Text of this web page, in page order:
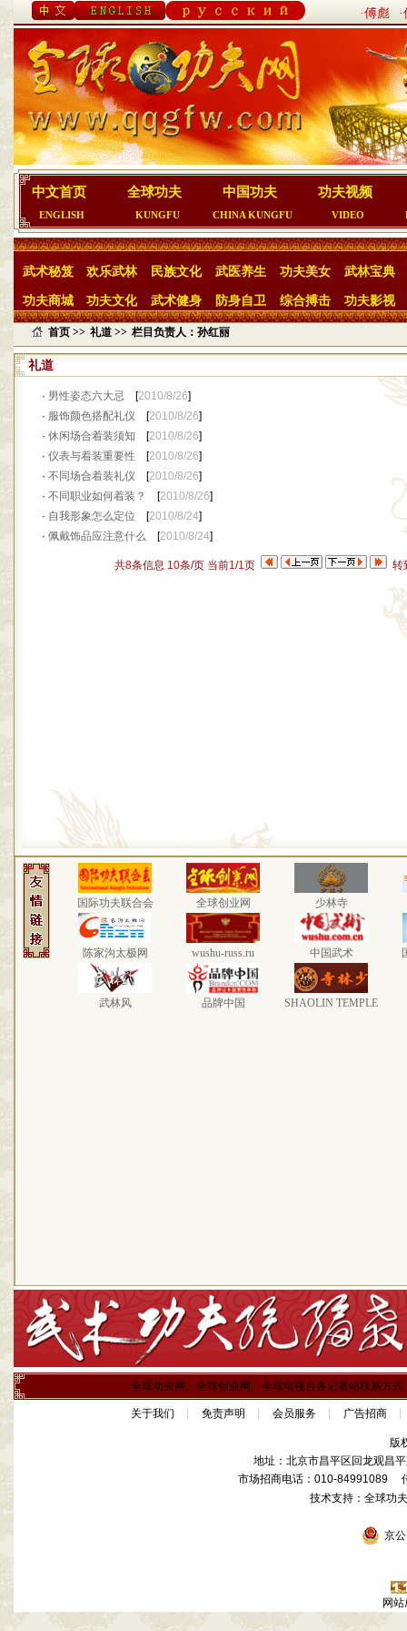
·傅彪
中文首页
ENGLISH
全球功夫
KUNGFU
中国功夫
CHINA KUNGFU
功夫视频
VIDEO
武术秘笈 欢乐武林 民族文化 武医养生 功夫美女 武林宝典
功夫商城 功夫文化 武术健身 防身自卫 综合搏击 功夫影视
首页 >> 礼道 >> 栏目负责人：孙红丽
礼道
· 男性姿态六大忌 [2010/8/26]
· 服饰颜色搭配礼仪 [2010/8/26]
· 休闲场合着装须知 [2010/8/26]
· 仪表与着装重要性 [2010/8/26]
· 不同场合着装礼仪 [2010/8/26]
· 不同职业如何着装？ [2010/8/26]
· 自我形象怎么定位 [2010/8/24]
· 佩戴饰品应注意什么 [2010/8/24]
共8条信息 10条/页 当前1/1页 转
国际功夫联合会 全球创业网 少林寺
陈家沟太极网 wushu-russ.ru 中国武术
武林风 品牌中国 SHAOLIN TEMPLE
全球功夫网、全球创业网、全球电视台各记者站联系方式
关于我们 免责声明 会员服务 广告招商
版
地址：北京市昌平区回龙观昌
市场招商电话：010-84991089
技术支持：全球
京公
网